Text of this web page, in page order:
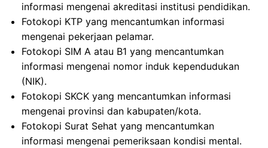
informasi mengenai akreditasi institusi pendidikan.
Fotokopi KTP yang mencantumkan informasi
mengenai pekerjaan pelamar.
Fotokopi SIM A atau B1 yang mencantumkan
informasi mengenai nomor induk kependudukan
(NIK).
Fotokopi SKCK yang mencantumkan informasi
mengenai provinsi dan kabupaten/kota.
Fotokopi Surat Sehat yang mencantumkan
informasi mengenai pemeriksaan kondisi mental.